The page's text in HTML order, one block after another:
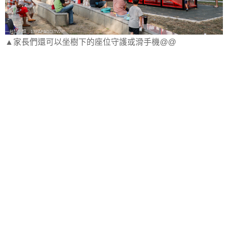
▲家長們還可以坐樹下的座位守護或滑手機@@